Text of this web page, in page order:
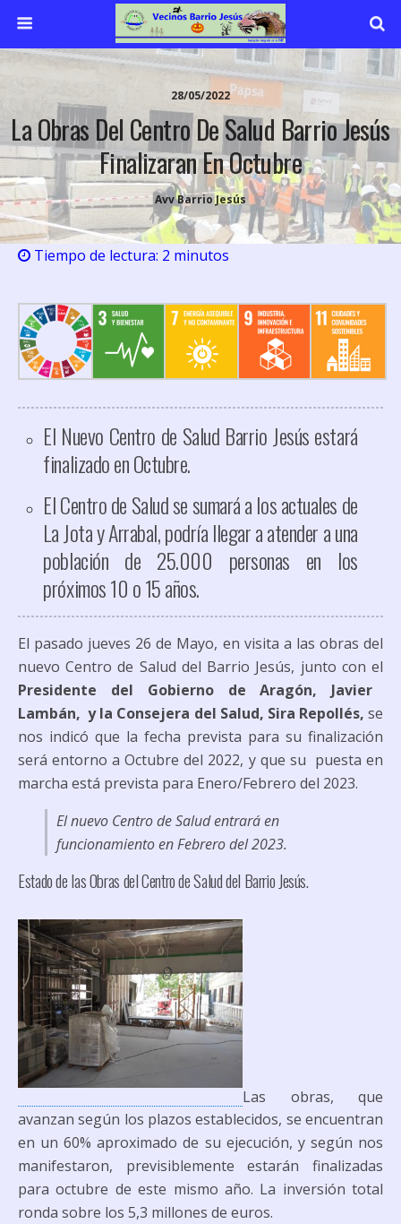
28/05/2022
La Obras Del Centro De Salud Barrio Jesús
Finalizaran En Octubre
Avv Barrio Jesús
Tiempo de lectura: 2 minutos
El Nuevo Centro de Salud Barrio Jesús estará
finalizado en Octubre.
El Centro de Salud se sumará a los actuales de
La Jota y Arrabal, podría llegar a atender a una
población de 25.000 personas en los
próximos 10 o 15 años.
El pasado jueves 26 de Mayo, en visita a las obras del
nuevo Centro de Salud del Barrio Jesús, junto con el
Presidente del Gobierno de Aragón, Javier
Lambán, y la Consejera del Salud, Sira Repollés, se
nos indicó que la fecha prevista para su finalización
será entorno a Octubre del 2022, y que su puesta en
marcha está prevista para Enero/Febrero del 2023.
El nuevo Centro de Salud entrará en
funcionamiento en Febrero del 2023.
Estado de las Obras del Centro de Salud del Barrio Jesús.
Las obras, que
avanzan según los plazos establecidos, se encuentran
en un 60% aproximado de su ejecución, y según nos
manifestaron, previsiblemente estarán finalizadas
para octubre de este mismo año. La inversión total
ronda sobre los 5,3 millones de euros.